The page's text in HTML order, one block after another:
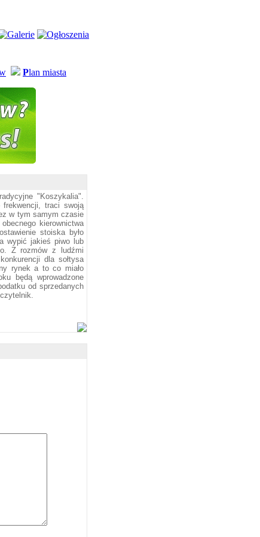
Plan miasta
"Koszykalia".
traci swoją
w tym samym czasie
kierownictwa
stoiska było
wypić jakieś piwo lub
Z rozmów z ludźmi
dla sołtysa
rynek a to co miało
będą wprowadzone
od sprzedanych